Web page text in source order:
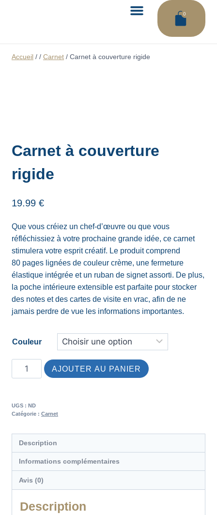
0
Accueil / / Carnet / Carnet à couverture rigide
Carnet à couverture
rigide
19.99 €
Que vous créiez un chef-d’œuvre ou que vous
réfléchissiez à votre prochaine grande idée, ce carnet
stimulera votre esprit créatif. Le produit comprend
80 pages lignées de couleur crème, une fermeture
élastique intégrée et un ruban de signet assorti. De plus,
la poche intérieure extensible est parfaite pour stocker
des notes et des cartes de visite en vrac, afin de ne
jamais perdre de vue les informations importantes.
Couleur
AJOUTER AU PANIER
UGS : ND
Catégorie : Carnet
Description
Informations complémentaires
Avis (0)
Description